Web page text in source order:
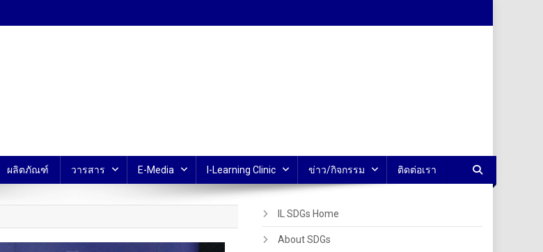
ผลิตภัณฑ์ วารสาร E-Media I-Learning Clinic ข่าว/กิจกรรม ติดต่อเรา
IL SDGs Home
About SDGs